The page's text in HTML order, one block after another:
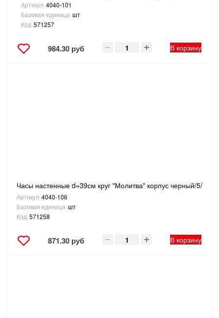
Артикул 4040-101
Базовая единица шт
Код 571257
984.30 руб В корзину
Часы настенные d=39см круг "Молитва" корпус черный/5/
Артикул 4040-106
Базовая единица шт
Код 571258
871.30 руб В корзину